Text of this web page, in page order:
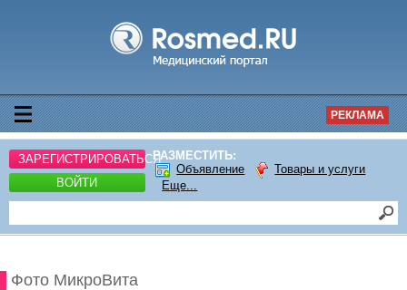
РЕКЛАМА
ЗАРЕГИСТРИРОВАТЬСЯ
ВОЙТИ
РАЗМЕСТИТЬ:
Объявление
Товары и услуги
Еще...
Фото МикроВита